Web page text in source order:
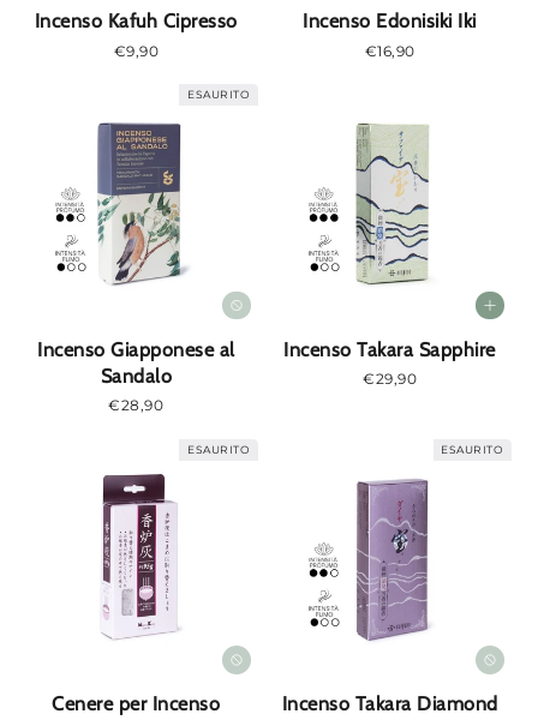
Incenso Kafuh Cipresso
Prezzo
€9,90
Incenso Edonisiki Iki
Prezzo
€16,90
ESAURITO
Incenso Giapponese al
Sandalo
Prezzo
€28,90
Incenso Takara Sapphire
Prezzo
€29,90
ESAURITO
Cenere per Incenso
ESAURITO
Incenso Takara Diamond